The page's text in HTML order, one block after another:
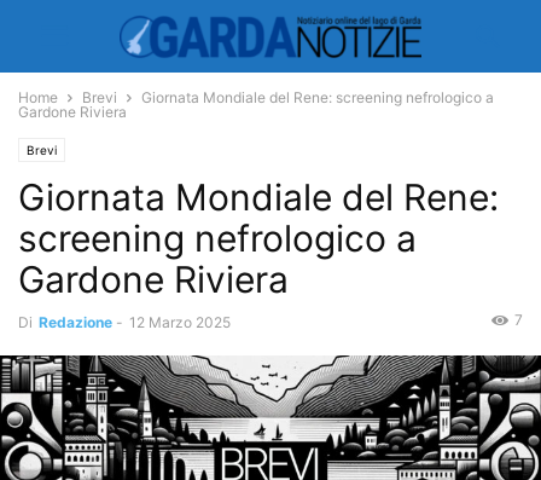
Home Brevi
Giornata Mondiale del Rene: screening nefrologico a
Gardone Riviera
Brevi
Giornata Mondiale del Rene:
screening nefrologico a
Gardone Riviera
Di Redazione - 12 Marzo 2025 7